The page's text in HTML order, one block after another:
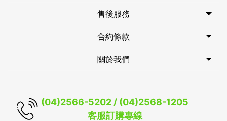
售後服務
合約條款
關於我們
(04)2566-5202 / (04)2568-1205
客服訂購專線